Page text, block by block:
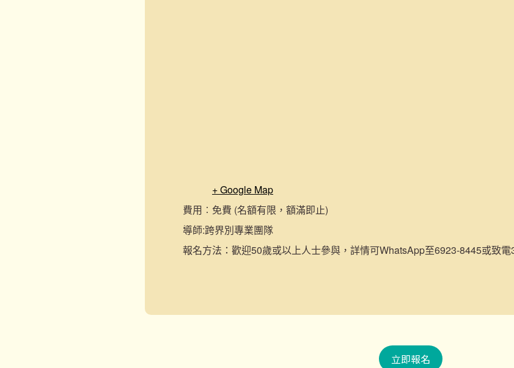
+ Google Map
費用︰ 免費 (名額有限，額滿即止)
導師:跨界別專業團隊
報名方法： 歡迎50歲或以上人士參與，詳情可WhatsApp至6923-8445或致
立即報名